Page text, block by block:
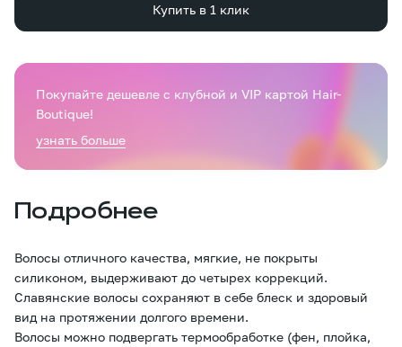
Купить в 1 клик
Подробнее
Волосы отличного качества, мягкие, не покрыты
силиконом, выдерживают до четырех коррекций.
Славянские волосы сохраняют в себе блеск и здоровый
вид на протяжении долгого времени.
Волосы можно подвергать термообработке (фен, плойка,
Покупайте дешевле с клубной и VIP картой Hair-
Boutique!
узнать больше